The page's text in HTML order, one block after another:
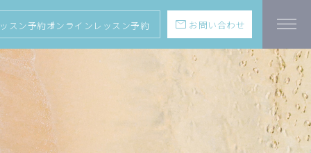
スン予約オンラインレッスン予約 mail お問い合わせ